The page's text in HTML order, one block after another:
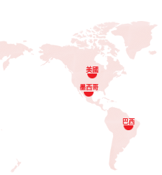
巴西
墨西哥
美國